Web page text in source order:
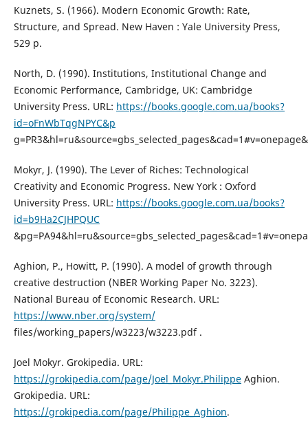
Kuznets, S. (1966). Modern Economic Growth: Rate,
Structure, and Spread. New Haven : Yale University Press,
529 p.
North, D. (1990). Institutions, Institutional Change and
Economic Performance, Cambridge, UK: Cambridge
University Press. URL: https://books.google.com.ua/books?
id=oFnWbTqgNPYC&p
Mokyr, J. (1990). The Lever of Riches: Technological
Creativity and Economic Progress. New York : Oxford
University Press. URL: https://books.google.com.ua/books?
id=b9Ha2CJHPQUC
Aghion, P., Howitt, P. (1990). A model of growth through
creative destruction (NBER Working Paper No. 3223).
National Bureau of Economic Research. URL:
https://www.nber.org/system/
files/working_papers/w3223/w3223.pdf .
Joel Mokyr. Grokipedia. URL:
https://grokipedia.com/page/Joel_Mokyr.PhilippeAghion.
Grokipedia. URL:
https://grokipedia.com/page/Philippe_Aghion.